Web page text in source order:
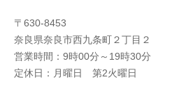
〒630-8453
奈良県奈良市西九条町２丁目２
営業時間：9時00分～19時30分
定休日：月曜日 第2火曜日